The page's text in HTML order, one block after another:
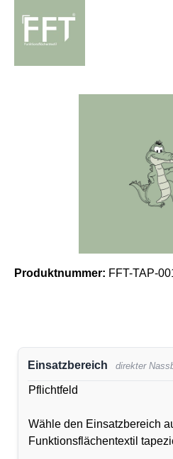
Produktnummer: FFT-TAP-
Einsatzbereich direkter
Pflichtfeld
Wähle den Einsatzbereich
Funktionsflächentextil